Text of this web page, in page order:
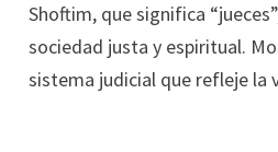
Shoftim, que significa
sociedad justa y espiritual.
sistema judicial que refleje la